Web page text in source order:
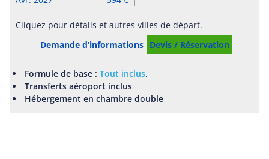
Demande d’informations Devis / Réservation
Cliquez pour détails et autres villes de départ.
Formule de base :Tout inclus.
Transferts aéroport inclus
Hébergement en chambre double